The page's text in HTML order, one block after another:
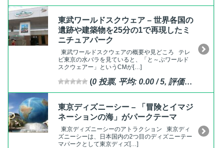
東武ワールドスクウェア – 世界各国の
遺跡や建築物を25分の1で再現したミ
ニチュアパーク
東武ワールドスクウェアの概要や見どころ テレ
ビ東京の水バラを見ていると、「と～ぶワールド
スクウェアー」というCMが[…]
(0 投票, 平均: 0.00 / 5, 評価済
東京ディズニーシー – 「冒険とイマジ
ネーションの海」がパークテーマ
東京ディズニーシーのアトラクション 東京ディ
ズニーシーは、日本国内の2つ目のディズニーテー
マパークとして東京ディズ[…]